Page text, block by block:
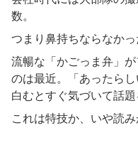
数。
つまり鼻持ちならなかっ
流暢な「かごっま弁」
のは最近。「あったら
白むとすぐ気づいて話題
これは特技か、いや読み